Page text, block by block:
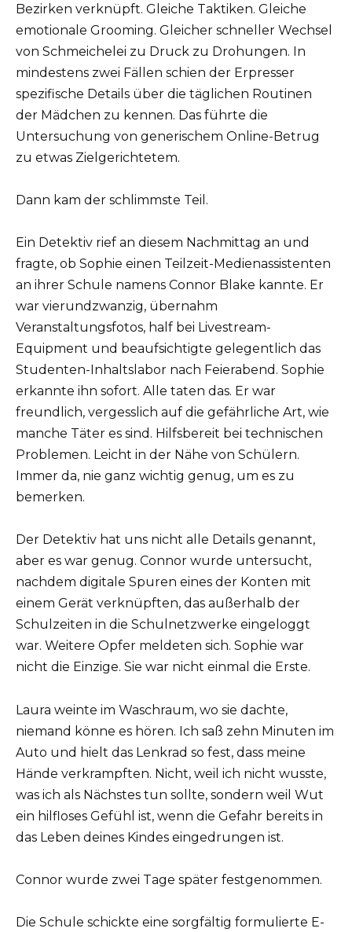
Bezirken verknüpft. Gleiche Taktiken. Gleiche
emotionale Grooming. Gleicher schneller Wechsel
von Schmeichelei zu Druck zu Drohungen. In
mindestens zwei Fällen schien der Erpresser
spezifische Details über die täglichen Routinen
der Mädchen zu kennen. Das führte die
Untersuchung von generischem Online-Betrug
zu etwas Zielgerichtetem.
Dann kam der schlimmste Teil.
Ein Detektiv rief an diesem Nachmittag an und
fragte, ob Sophie einen Teilzeit-Medienassistenten
an ihrer Schule namens Connor Blake kannte. Er
war vierundzwanzig, übernahm
Veranstaltungsfotos, half bei Livestream-
Equipment und beaufsichtigte gelegentlich das
Studenten-Inhaltslabor nach Feierabend. Sophie
erkannte ihn sofort. Alle taten das. Er war
freundlich, vergesslich auf die gefährliche Art, wie
manche Täter es sind. Hilfsbereit bei technischen
Problemen. Leicht in der Nähe von Schülern.
Immer da, nie ganz wichtig genug, um es zu
bemerken.
Der Detektiv hat uns nicht alle Details genannt,
aber es war genug. Connor wurde untersucht,
nachdem digitale Spuren eines der Konten mit
einem Gerät verknüpften, das außerhalb der
Schulzeiten in die Schulnetzwerke eingeloggt
war. Weitere Opfer meldeten sich. Sophie war
nicht die Einzige. Sie war nicht einmal die Erste.
Laura weinte im Waschraum, wo sie dachte,
niemand könne es hören. Ich saß zehn Minuten im
Auto und hielt das Lenkrad so fest, dass meine
Hände verkrampften. Nicht, weil ich nicht wusste,
was ich als Nächstes tun sollte, sondern weil Wut
ein hilfloses Gefühl ist, wenn die Gefahr bereits in
das Leben deines Kindes eingedrungen ist.
Connor wurde zwei Tage später festgenommen.
Die Schule schickte eine sorgfältig formulierte E-